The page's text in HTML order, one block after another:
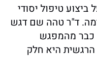
טיפול יסודי
ד"ר טהה שם דגש
כבר מהמפגש
היא חלק